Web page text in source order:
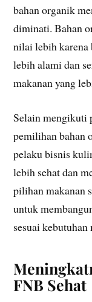
bahan organik
diminati. Bahan
nilai lebih karena
lebih alami dan
makanan yang
Selain mengikuti
pemilihan bahan
pelaku bisnis
lebih sehat dan
pilihan makanan
untuk
sesuai kebutuhan
FNB Sehat